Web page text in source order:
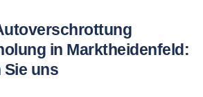
in Marktheidenfeld:
uns